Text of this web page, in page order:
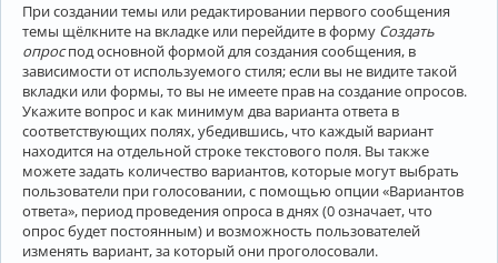
При создании темы или редактировании первого сообщения
темы щёлкните на вкладке или перейдите в форму Создать
опроспод основной формой для создания сообщения, в
зависимости от используемого стиля; если вы не видите такой
вкладки или формы, то вы не имеете прав на создание опросов.
Укажите вопрос и как минимум два варианта ответа в
соответствующих полях, убедившись, что каждый вариант
находится на отдельной строке текстового поля. Вы также
можете задать количество вариантов, которые могут выбрать
пользователи при голосовании, с помощью опции «Вариантов
ответа», период проведения опроса в днях (0 означает, что
опрос будет постоянным) и возможность пользователей
изменять вариант, за который они проголосовали.